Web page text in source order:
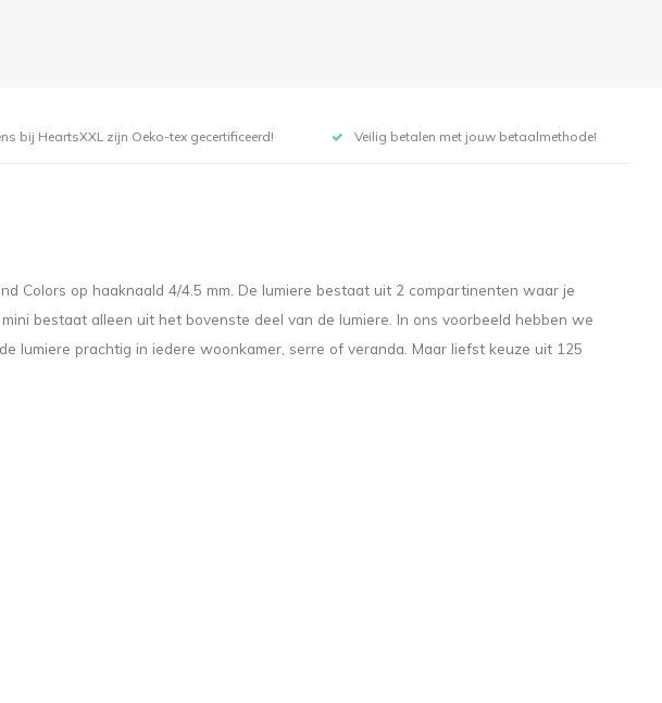
bij HeartsXXL zijn Oeko-tex gecertificeerd! Veilig betalen met jouw betaalmethode!
Colors op haaknaald 4/4.5 mm. De lumiere bestaat uit 2 compartinenten waar je
bestaat alleen uit het bovenste deel van de lumiere. In ons voorbeeld hebben we
lumiere prachtig in iedere woonkamer, serre of veranda. Maar liefst keuze uit 125